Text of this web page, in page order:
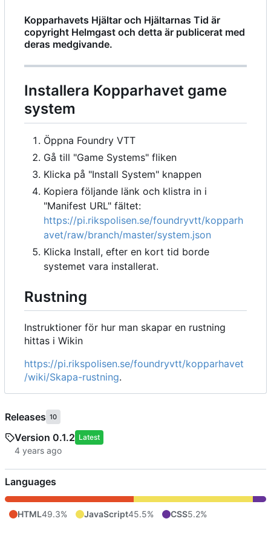
Kopparhavets Hjältar och Hjältarnas Tid är
copyright Helmgast och detta är publicerat med
deras medgivande.
Installera Kopparhavet game
system
Öppna Foundry VTT
Gå till "Game Systems" fliken
Klicka på "Install System" knappen
Kopiera följande länk och klistra in i
"Manifest URL" fältet:
https://pi.rikspolisen.se/foundryvtt/kopparh
avet/raw/branch/master/system.json
Klicka Install, efter en kort tid borde
systemet vara installerat.
Rustning
Instruktioner för hur man skapar en rustning
hittas i Wikin
https://pi.rikspolisen.se/foundryvtt/kopparhavet
/wiki/Skapa-rustning.
Releases 10
Version 0.1.2 Latest
Languages
HTML49.3% JavaScript45.5% CSS5.2%